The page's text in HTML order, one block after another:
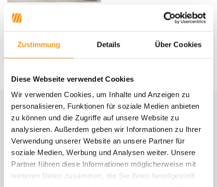
Zustimmung Details Über Cookies
Diese Webseite verwendet Cookies
Wir verwenden Cookies, um Inhalte und Anzeigen zu
personalisieren, Funktionen für soziale Medien anbieten
zu können und die Zugriffe auf unsere Website zu
analysieren. Außerdem geben wir Informationen zu Ihrer
Verwendung unserer Website an unsere Partner für
soziale Medien, Werbung und Analysen weiter. Unsere
Partner führen diese Informationen möglicherweise mit
weiteren Daten zusammen, die Sie ihnen bereitgestellt
Hochflor Teppich - Lorium
Rot/Grau/Weiß Meliert
UVP 54,95 39,95 *
Brauchst du Hilfe?
Kontaktiere unseren Kundenservice
Rücksendung
Informationen zur Rücksendung